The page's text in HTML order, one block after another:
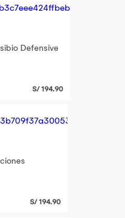
Defensive
S/ 194.90
S/ 194.90